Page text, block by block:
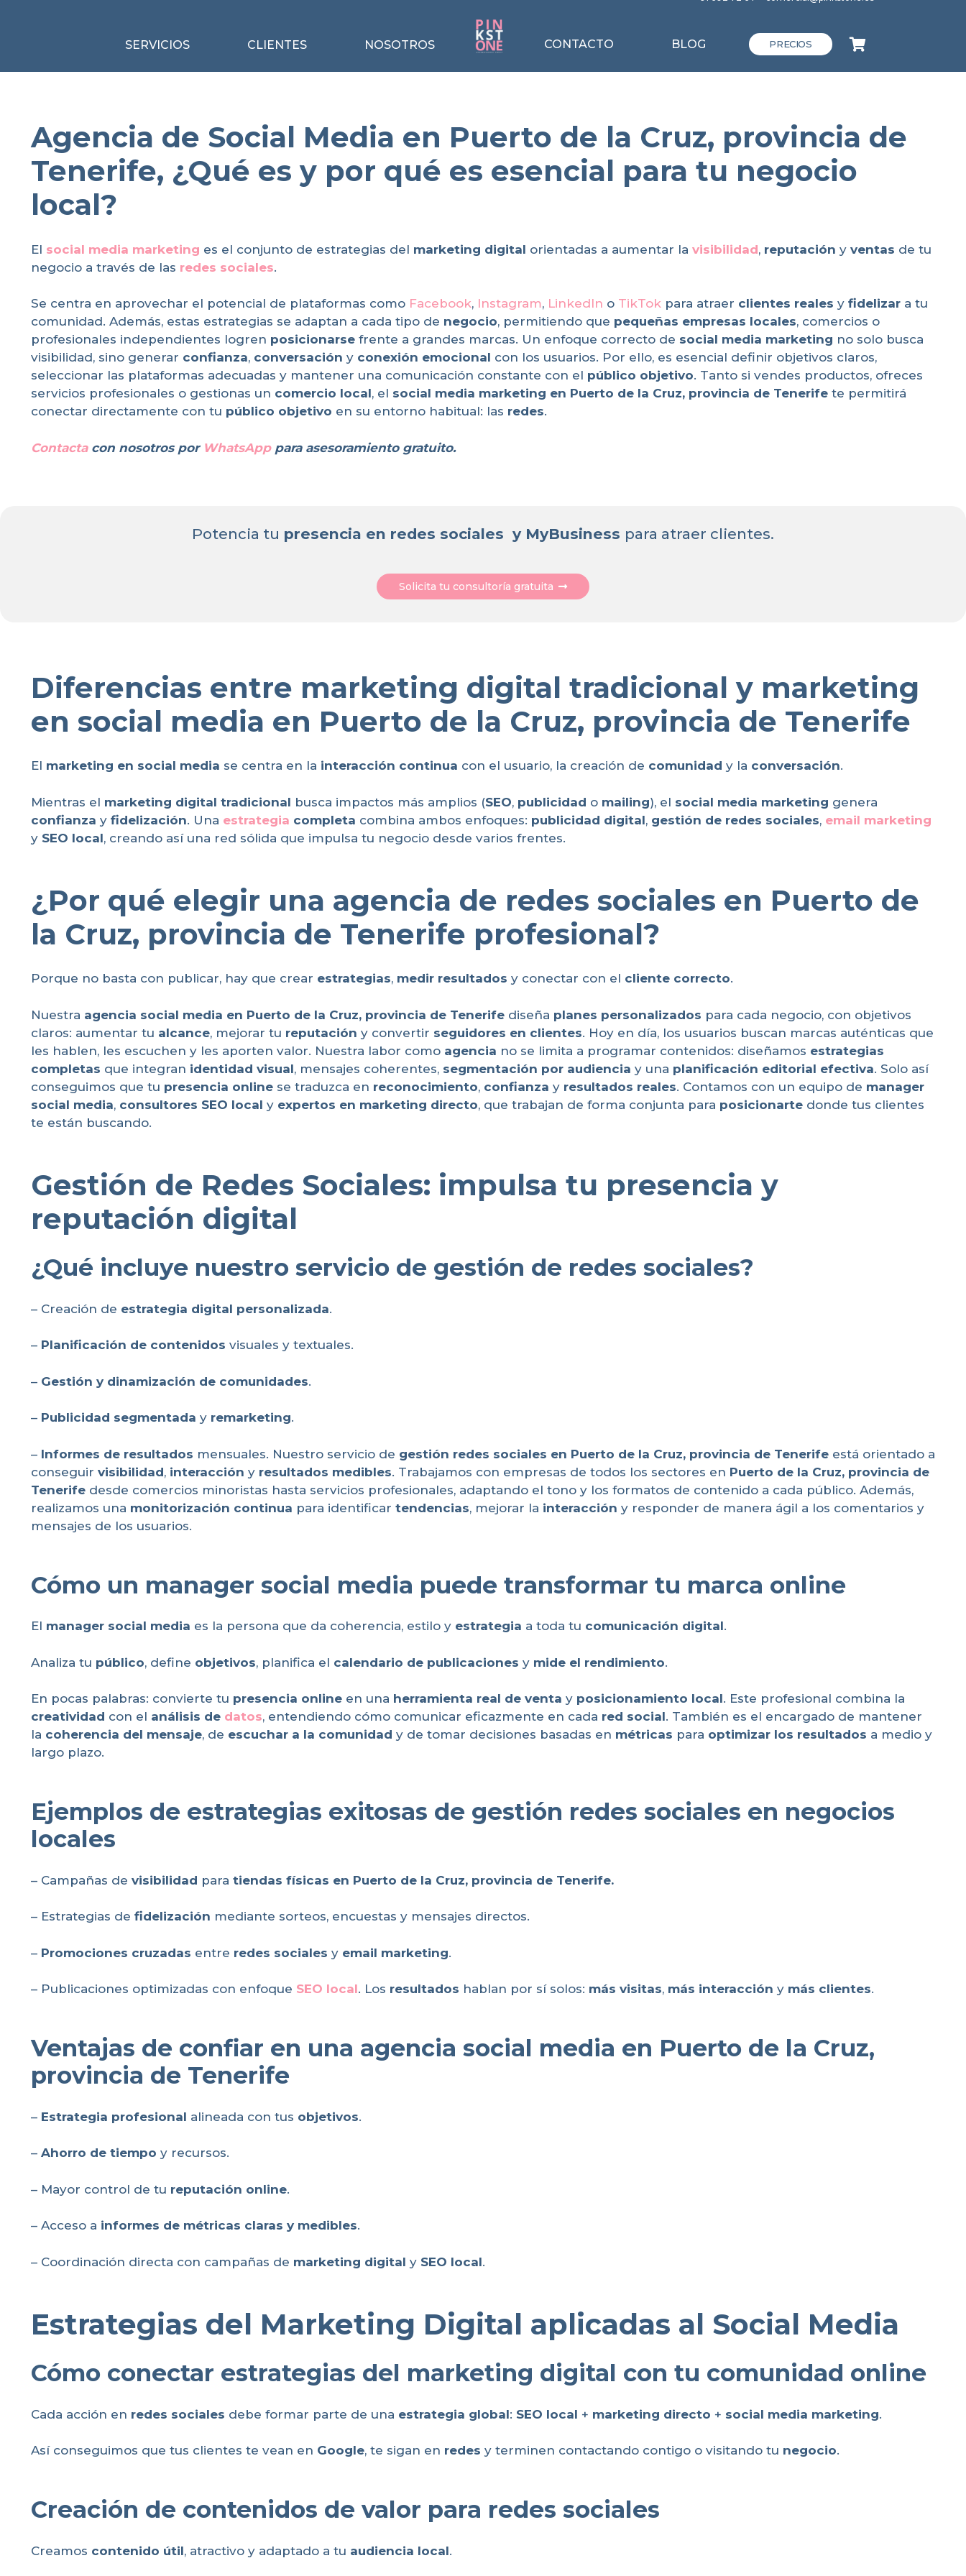
SERVICIOS CLIENTES NOSOTROS CONTACTO BLOG PRECIOS
Agencia de Social Media en Puerto de la Cruz, provincia de
Tenerife, ¿Qué es y por qué es esencial para tu negocio
local?
El social media marketing es el conjunto de estrategias del marketing digital orientadas a aumentar la visibilidad, reputación y ventas de tu
negocio a través de las redes sociales.
Se centra en aprovechar el potencial de plataformas como Facebook, Instagram, LinkedIn o TikTokpara atraer clientes reales y fidelizara tu
comunidad. Además, estas estrategias se adaptan a cada tipo de negocio, permitiendo que pequeñas empresas locales, comercios o
profesionales independientes logren posicionarsefrente a grandes marcas. Un enfoque correcto de social media marketing no solo busca
visibilidad, sino generar confianza, conversación y conexión emocional con los usuarios. Por ello, es esencial definir objetivos claros,
seleccionar las plataformas adecuadas y mantener una comunicación constante con el público objetivo. Tanto si vendes productos, ofreces
servicios profesionales o gestionas un comercio local, el social media marketing en Puerto de la Cruz, provincia de Tenerife te permitirá
conectar directamente con tu público objetivo en su entorno habitual: las redes.
Contactacon nosotros por WhatsApppara asesoramiento gratuito.
Potencia tu presencia en redes sociales y MyBusiness para atraer clientes.
Solicita tu consultoría gratuita
Diferencias entre marketing digital tradicional y marketing
en social media en Puerto de la Cruz, provincia de Tenerife
El marketing en social media se centra en la interacción continua con el usuario, la creación de comunidad y la conversación.
Mientras el marketing digital tradicional busca impactos más amplios (SEO, publicidad o mailing), el social media marketing genera
confianza y fidelización. Una estrategia completa combina ambos enfoques: publicidad digital, gestión de redes sociales, email marketing
y SEO local, creando así una red sólida que impulsa tu negocio desde varios frentes.
¿Por qué elegir una agencia de redes sociales en Puerto de
la Cruz, provincia de Tenerife profesional?
Porque no basta con publicar, hay que crear estrategias, medir resultados y conectar con el cliente correcto.
Nuestra agencia social media en Puerto de la Cruz, provincia de Tenerife diseña planes personalizados para cada negocio, con objetivos
claros: aumentar tu alcance, mejorar tu reputación y convertir seguidores en clientes. Hoy en día, los usuarios buscan marcas auténticas que
les hablen, les escuchen y les aporten valor. Nuestra labor como agencia no se limita a programar contenidos: diseñamos estrategias
completas que integran identidad visual, mensajes coherentes, segmentación por audiencia y una planificación editorial efectiva. Solo así
conseguimos que tu presencia onlinese traduzca en reconocimiento, confianza y resultados reales. Contamos con un equipo de manager
social media, consultores SEO local y expertos en marketing directo, que trabajan de forma conjunta para posicionartedonde tus clientes
te están buscando.
Gestión de Redes Sociales: impulsa tu presencia y
reputación digital
¿Qué incluye nuestro servicio de gestión de redes sociales?
– Creación de estrategia digital personalizada.
– Planificación de contenidos visuales y textuales.
– Gestión y dinamización de comunidades.
– Publicidad segmentada y remarketing.
– Informes de resultados mensuales. Nuestro servicio de gestión redes sociales en Puerto de la Cruz, provincia de Tenerife está orientado a
conseguir visibilidad, interacción y resultados medibles. Trabajamos con empresas de todos los sectores en Puerto de la Cruz, provincia de
Tenerife desde comercios minoristas hasta servicios profesionales, adaptando el tono y los formatos de contenido a cada público. Además,
realizamos una monitorización continua para identificar tendencias, mejorar la interacción y responder de manera ágil a los comentarios y
mensajes de los usuarios.
Cómo un manager social media puede transformar tu marca online
El manager social media es la persona que da coherencia, estilo y estrategia a toda tu comunicación digital.
Analiza tu público, define objetivos, planifica el calendario de publicaciones y mide el rendimiento.
En pocas palabras: convierte tu presencia onlineen una herramienta real de venta y posicionamiento local. Este profesional combina la
creatividad con el análisis de datos, entendiendo cómo comunicar eficazmente en cada red social. También es el encargado de mantener
la coherencia del mensaje, de escuchar a la comunidad y de tomar decisiones basadas en métricas para optimizar los resultados a medio y
largo plazo.
Ejemplos de estrategias exitosas de gestión redes sociales en negocios
locales
– Campañas de visibilidad para tiendas físicas en Puerto de la Cruz, provincia de Tenerife.
– Estrategias de fidelización mediante sorteos, encuestas y mensajes directos.
– Promociones cruzadas entre redes sociales y email marketing.
– Publicaciones optimizadas con enfoque SEO local. Los resultados hablan por sí solos: más visitas, más interacción y más clientes.
Ventajas de confiar en una agencia social media en Puerto de la Cruz,
provincia de Tenerife
– Estrategia profesional alineada con tus objetivos.
– Ahorro de tiempo y recursos.
– Mayor control de tu reputación online.
– Acceso a informes de métricas claras y medibles.
– Coordinación directa con campañas de marketing digital y SEO local.
Estrategias del Marketing Digital aplicadas al Social Media
Cómo conectar estrategias del marketing digital con tu comunidad online
Cada acción en redes sociales debe formar parte de una estrategia global: SEO local + marketing directo + social media marketing.
Así conseguimos que tus clientes te vean en Google, te sigan en redes y terminen contactando contigo o visitando tu negocio.
Creación de contenidos de valor para redes sociales
Creamos contenido útil, atractivo y adaptado a tu audiencia local.